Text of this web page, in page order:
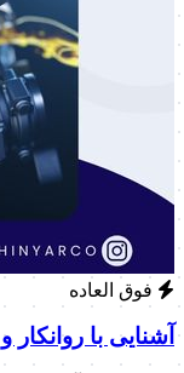
فوق العاده
آشنایی با